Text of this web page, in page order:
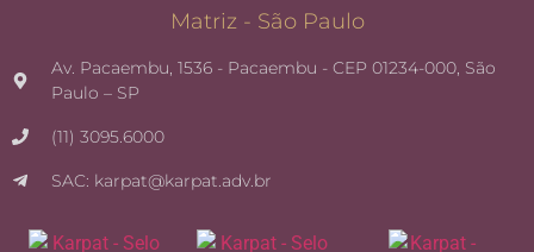
Matriz - São Paulo
Av. Pacaembu, 1536 - Pacaembu - CEP 01234-000, São
Paulo – SP
(11) 3095.6000
SAC: karpat@karpat.adv.br